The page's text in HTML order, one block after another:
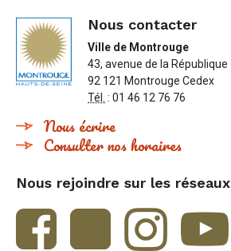
Nous contacter
Ville de Montrouge
43, avenue de la République
92 121 Montrouge Cedex
Tél.
: 01 46 12 76 76
Nous écrire
Consulter nos horaires
Nous rejoindre sur les réseaux